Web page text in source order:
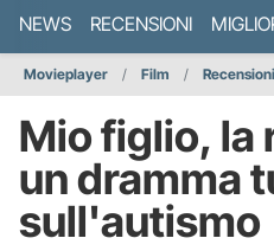
NEWS RECENSIONI
Movieplayer Film Recensioni
Mio figlio, la
un dramma
sull'autismo